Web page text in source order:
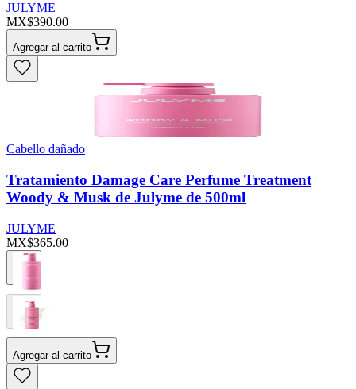
JULYME
MX$390.00
Agregar al carrito
Cabello dañado
Tratamiento Damage Care Perfume Treatment
Woody & Musk de Julyme de 500ml
JULYME
MX$365.00
Agregar al carrito